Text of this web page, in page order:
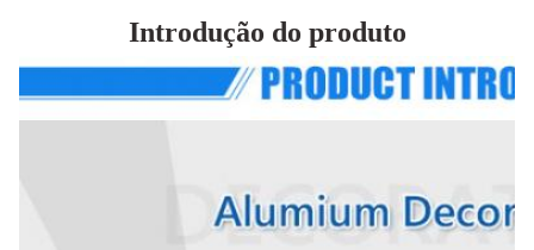
Introdução do produto